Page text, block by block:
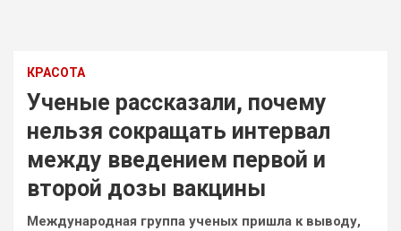
КРАСОТА
Ученые рассказали, почему
нельзя сокращать интервал
между введением первой и
второй дозы вакцины
Международная группа ученых пришла к выводу,